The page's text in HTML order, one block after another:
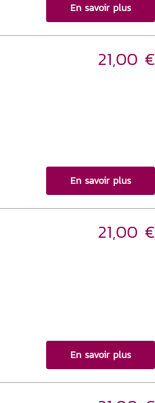
En savoir plus
21,00 €
En savoir plus
21,00 €
En savoir plus